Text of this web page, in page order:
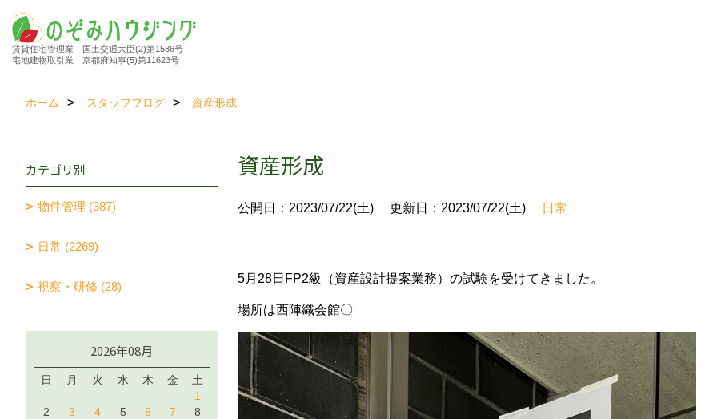
賃貸住宅管理業 国土交通大臣(2)第1586号
宅地建物取引業 京都府知事(5)第11623号
ホーム スタッフブログ 資産形成
資産形成
公開日：2023/07/22(土) 更新日：2023/07/22(土) 日常
5月28日FP2級（資産設計提案業務）の試験を受けてきました。
場所は西陣織会館〇
カテゴリ別
物件管理 (387)
日常 (2269)
視察・研修 (28)
2026年08月
日 月 火 水 木 金
土
1
2
3 4 5 6 7
8